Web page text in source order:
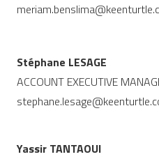
Stéphane LESAGE
ACCOUNT EXECUTIVE
Yassir TANTAOUI